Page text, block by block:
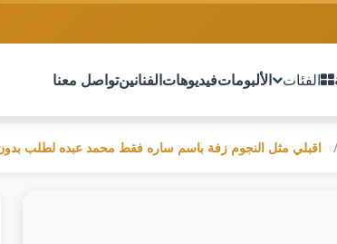
الفئات الألبوماتفيديوهاتالفنانينتواصل معنا
اقبلي مثل النجوم زفة باسم ساره فقط محمد عبده لطلب